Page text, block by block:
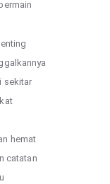
sekitar
hemat
catatan